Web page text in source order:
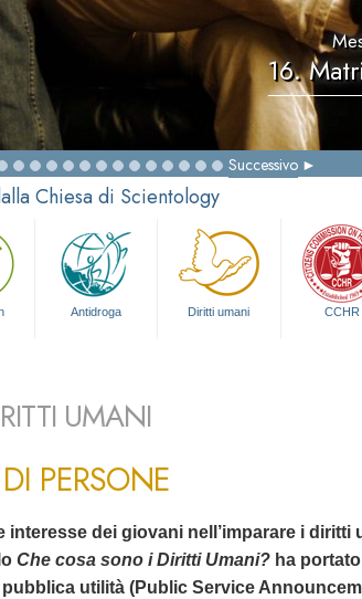
16.
Successivo
Chiesa di Scientology
Antidroga Diritti umani CCHR
UMANI
PERSONE
interesse dei giovani nell’imparare i diritti
Che cosa sono i Diritti Umani? ha
utilità (Public Service